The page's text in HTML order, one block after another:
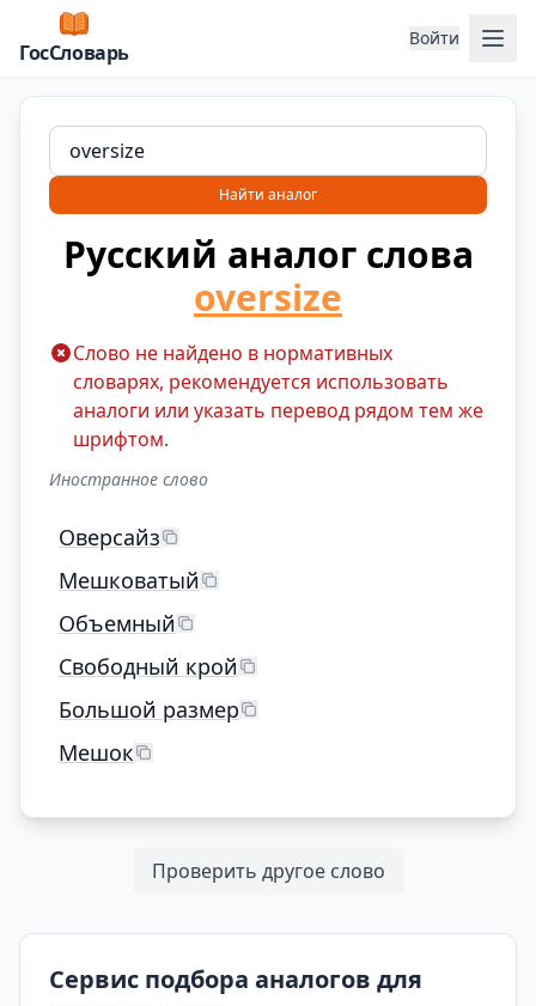
ГосСловарь
Войти
Найти аналог
Русский аналог слова
oversize
Слово не найдено в нормативных
словарях, рекомендуется использовать
аналоги или указать перевод рядом тем же
шрифтом.
Иностранное слово
Оверсайз
Мешковатый
Объемный
Свободный крой
Большой размер
Мешок
Проверить другое слово
Сервис подбора аналогов для